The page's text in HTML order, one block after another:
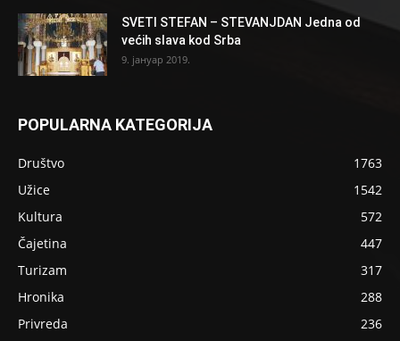
SVETI STEFAN – STEVANJDAN Jedna od
većih slava kod Srba
9. јануар 2019.
POPULARNA KATEGORIJA
Društvo
1763
Užice
1542
Kultura
572
Čajetina
447
Turizam
317
Hronika
288
Privreda
236